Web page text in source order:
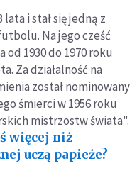
i stał się jedną z
Na jego cześć
1930 do 1970 roku
Za działalność na
został nominowany
śmierci w 1956 roku
mistrzostw świata".
więcej niż
uczą papieże?